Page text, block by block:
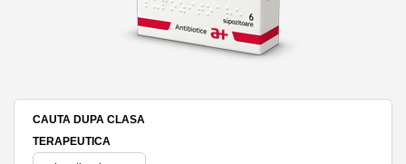
CAUTA DUPA CLASA
TERAPEUTICA